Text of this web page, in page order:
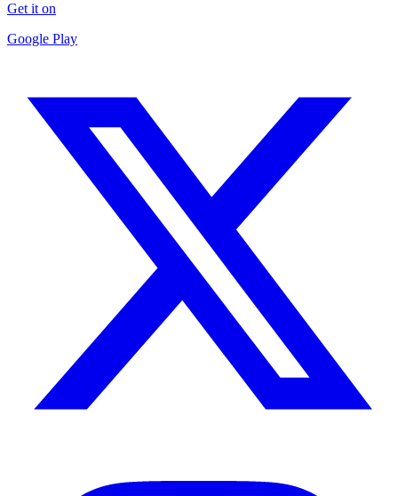
Get it on
Google Play